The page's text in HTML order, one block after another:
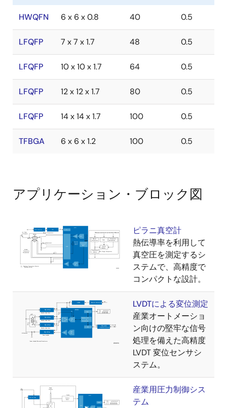
HWQFN 6 x 6 x 0.8 40 0.5
LFQFP 7 x 7 x 1.7 48 0.5
LFQFP 10 x 10 x 1.7 64 0.5
LFQFP 12 x 12 x 1.7 80 0.5
LFQFP 14 x 14 x 1.7 100 0.5
TFBGA 6 x 6 x 1.2 100 0.5
アプリケーション・ブロック図
ピラニ真空計
熱伝導率を利用して
真空圧を測定するシ
ステムで、高精度で
コンパクトな設計。
LVDTによる変位測定
産業オートメーショ
ン向けの堅牢な信号
処理を備えた高精度
LVDT 変位センサシ
ステム。
産業用圧力制御シス
テム